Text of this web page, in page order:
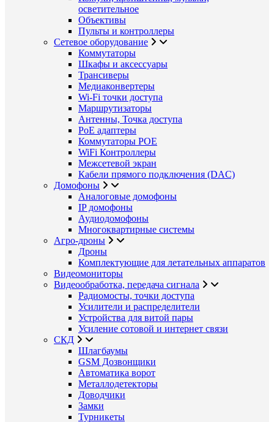
осветительное
Объективы
Пульты и контроллеры
Сетевое оборудование
Коммутаторы
Шкафы и аксессуары
Трансиверы
Медиаконвертеры
Wi-Fi точки доступа
Маршрутизаторы
Антенны, Точка доступа
PoE адаптеры
Коммутаторы POE
WiFi Контроллеры
Межсетевой экран
Кабели прямого подключения (DAC)
Домофоны
Аналоговые домофоны
IP домофоны
Аудиодомофоны
Многоквартирные системы
Агро-дроны
Дроны
Комплектующие для летательных аппаратов
Видеомониторы
Видеообработка, передача сигнала
Радиомосты, точки доступа
Усилители и распределители
Устройства для витой пары
Усиление сотовой и интернет связи
СКД
Шлагбаумы
GSM Дозвонщики
Автоматика ворот
Металлодетекторы
Доводчики
Замки
Турникеты